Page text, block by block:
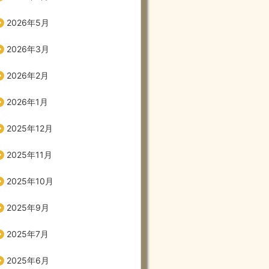
2026年5月
2026年3月
2026年2月
2026年1月
2025年12月
2025年11月
2025年10月
2025年9月
2025年7月
2025年6月